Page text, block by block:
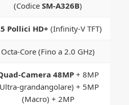
(CodiceSM-A326B)
Pollici HD+ (Infinity-V TFT)
Octa-Core (Fino a 2.0 GHz)
Camera 48MP+ 8MP
grandangolare) + 5MP
(Macro) + 2MP